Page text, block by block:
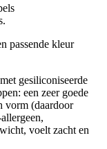
passende kleur
gesiliconiseerde
een zeer goede
vorm (daardoor
voelt zacht en